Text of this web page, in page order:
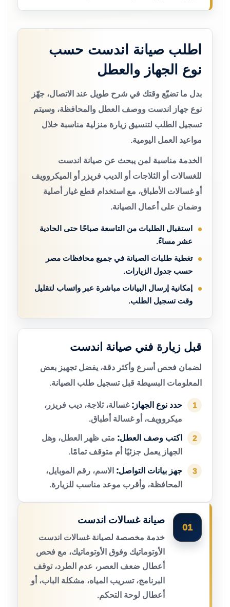
اطلب صيانة اندست حسب
نوع الجهاز والعطل
بدل ما تضيّع وقتك في شرح طويل عند الاتصال، جهّز
نوع جهاز اندست ووصف العطل والمحافظة، وسيتم
تسجيل الطلب لتنسيق زيارة منزلية مناسبة خلال
مواعيد العمل اليومية.
الخدمة مناسبة لمن يبحث عن صيانة اندست
للغسالات أو الثلاجات أو الديب فريزر أو الميكروويف
أو غسالات الأطباق، مع استخدام قطع غيار أصلية
وضمان على أعمال الصيانة.
استقبال الطلبات من التاسعة صباحًا حتى الحادية
عشر مساءً.
تغطية طلبات الصيانة في جميع محافظات مصر
حسب جدول الزيارات.
إمكانية إرسال البيانات مباشرة عبر واتساب لتقليل
وقت تسجيل الطلب.
قبل زيارة فني صيانة اندست
لضمان فحص أسرع وأكثر دقة، يفضل تجهيز بعض
المعلومات البسيطة قبل تسجيل طلب الصيانة.
1 حدد نوع الجهاز: غسالة، ثلاجة، ديب فريزر،
ميكروويف، أو غسالة أطباق.
2 اكتب وصف العطل: متى ظهر العطل، وهل
الجهاز يعمل جزئيًا أم متوقف تمامًا.
3 جهز بيانات التواصل: الاسم، رقم الموبايل،
المحافظة، وأقرب موعد مناسب للزيارة.
01
صيانة غسالات اندست
خدمة مخصصة لصيانة غسالات اندست
الأوتوماتيك وفوق الأوتوماتيك، مع فحص
أعطال ضعف العصر، عدم الطرد، توقف
البرنامج، تسريب المياه، مشكلة الباب، أو
أعطال لوحة التحكم.